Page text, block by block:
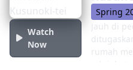
Watch
Now
Spring
Jauh di
rumah